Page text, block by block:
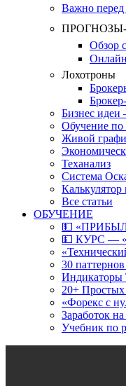
Важно перед
Обзор
Лохотроны
Бизнес
Обучение
Живой
Теханализ
Система
Калькулятор
Все статьи
ОБУЧЕНИЕ
💵
💵 КУРС —
30
Индикаторы
20+
«Форекс с
Заработок
Учебник